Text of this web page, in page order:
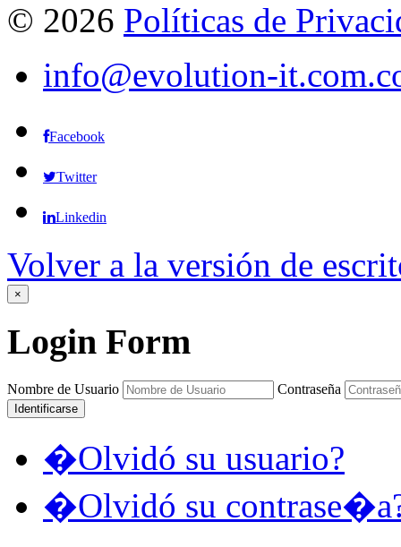
© 2026 Políticas de
info@evolution-
Facebook
Twitter
Linkedin
Volver a la versión de
×
Login Form
Nombre de Usuario Contraseña
Identificarse
�Olvidó su usuario?
�Olvidó su